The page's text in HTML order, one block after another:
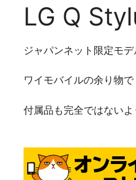
LG Q
ジャパンネット限定モ
ワイモバイルの余り物で
付属品も完全ではないよ